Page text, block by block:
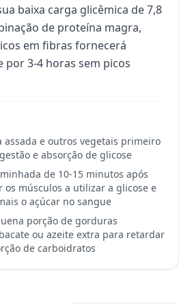
baixa carga glicêmica de 7,8
de proteína magra,
em fibras fornecerá
por 3-4 horas sem picos
assada e outros vegetais primeiro
e absorção de glicose
de 10-15 minutos após
os músculos a utilizar a glicose e
o açúcar no sangue
porção de gorduras
ou azeite extra para retardar
de carboidratos